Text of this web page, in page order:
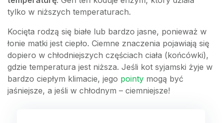
tylko w niższych temperaturach.
Kocięta rodzą się białe lub bardzo jasne, ponieważ w
łonie matki jest ciepło. Ciemne znaczenia pojawiają się
dopiero w chłodniejszych częściach ciała (końcówki),
gdzie temperatura jest niższa. Jeśli kot syjamski żyje w
bardzo ciepłym klimacie, jego pointy mogą być
jaśniejsze, a jeśli w chłodnym – ciemniejsze!